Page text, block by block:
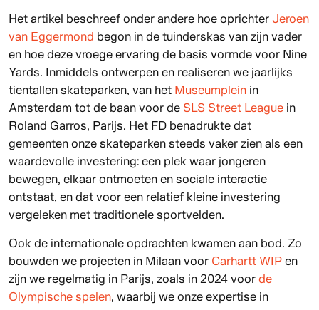
Het artikel beschreef onder andere hoe oprichter Jeroen
van Eggermond begon in de tuinderskas van zijn vader
en hoe deze vroege ervaring de basis vormde voor Nine
Yards. Inmiddels ontwerpen en realiseren we jaarlijks
tientallen skateparken, van het Museumplein in
Amsterdam tot de baan voor de SLS Street League in
Roland Garros, Parijs. Het FD benadrukte dat
gemeenten onze skateparken steeds vaker zien als een
waardevolle investering: een plek waar jongeren
bewegen, elkaar ontmoeten en sociale interactie
ontstaat, en dat voor een relatief kleine investering
vergeleken met traditionele sportvelden.
Ook de internationale opdrachten kwamen aan bod. Zo
bouwden we projecten in Milaan voor Carhartt WIPen
zijn we regelmatig in Parijs, zoals in 2024 voorde
Olympische spelen, waarbij we onze expertise in